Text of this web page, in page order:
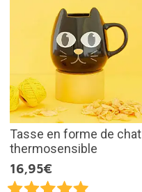
Tasse en forme de chat
thermosensible
16,95€